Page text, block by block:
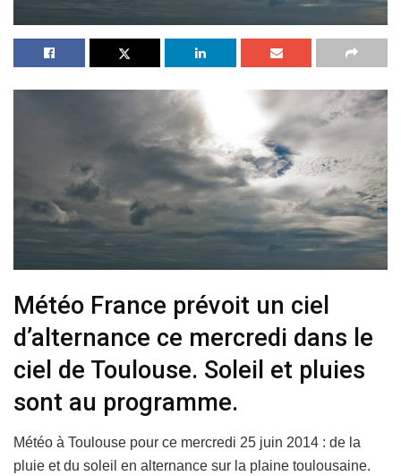
Météo France prévoit un ciel
d’alternance ce mercredi dans le
ciel de Toulouse. Soleil et pluies
sont au programme.
Météo à Toulouse pour ce mercredi 25 juin 2014 : de la
pluie et du soleil en alternance sur la plaine toulousaine.